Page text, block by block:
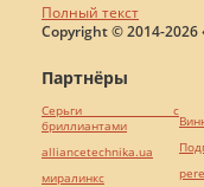
Полный текст
Copyright © 2014-
Партнёры
Серьги с
бриллиантами
alliancetechnika.ua
миралинкс